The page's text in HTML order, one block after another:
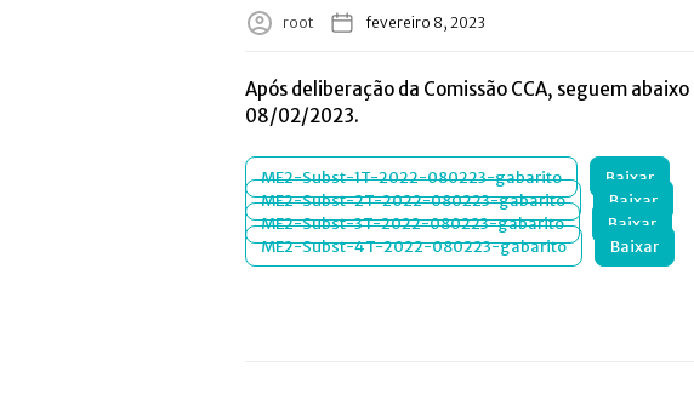
root fevereiro 8, 2023
Após deliberação da Comissão CCA, seguem
08/02/2023.
ME2-Subst-1T-2022-080223-gabarito
Baixar
ME2-Subst-2T-2022-080223-gabarito
Baixar
ME2-Subst-3T-2022-080223-gabarito
Baixar
ME2-Subst-4T-2022-080223-gabarito
Baixar